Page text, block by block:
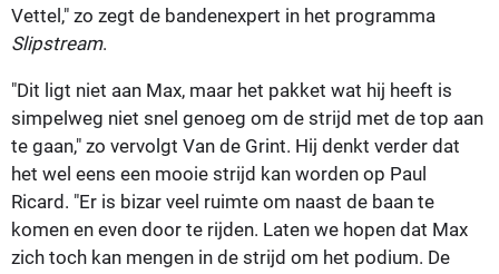
Vettel," zo zegt de bandenexpert in het programma
Slipstream.
"Dit ligt niet aan Max, maar het pakket wat hij heeft is
simpelweg niet snel genoeg om de strijd met de top aan
te gaan," zo vervolgt Van de Grint. Hij denkt verder dat
het wel eens een mooie strijd kan worden op Paul
Ricard. "Er is bizar veel ruimte om naast de baan te
komen en even door te rijden. Laten we hopen dat Max
zich toch kan mengen in de strijd om het podium. De